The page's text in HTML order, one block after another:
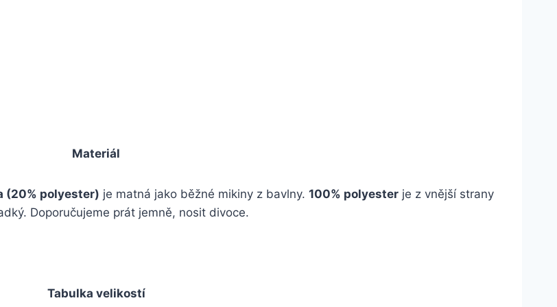
Materiál
(20% polyester) je matná jako běžné mikiny z bavlny. 100% polyesterje z vnější strany
Doporučujeme prát jemně, nosit divoce.
Tabulka velikostí